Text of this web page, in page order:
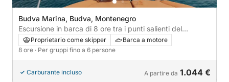
Budva Marina, Budva, Montenegro
Escursione in barca di 8 ore tra i punti salienti del
Montenegro
Proprietario come skipper
Barca a motore
8 ore · Per gruppi fino a 6 persone
Carburante incluso A partire da 1.044 €